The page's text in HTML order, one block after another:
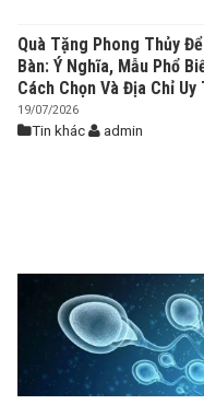
Quà Tặng Phong Thủy Để
Bàn: Ý Nghĩa, Mẫu Phổ
Cách Chọn Và Địa Chỉ Uy
19/07/2026
Tin khác admin